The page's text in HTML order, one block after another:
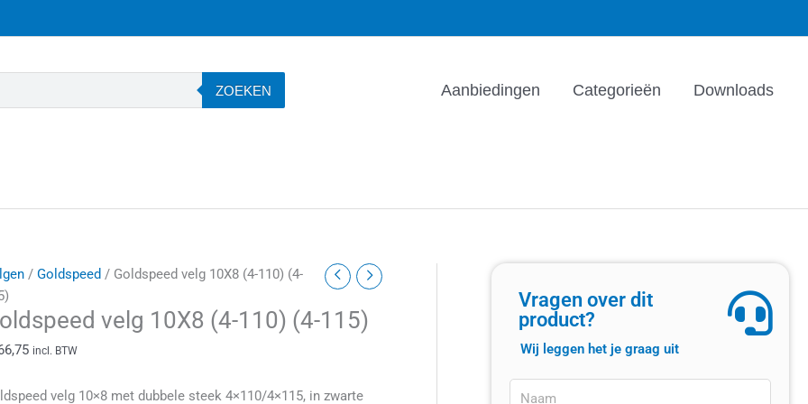
ZOEKEN Aanbiedingen Categorieën Downloads
/ Goldspeed / Goldspeed velg 10X8 (4-110) (4-
velg 10X8 (4-110) (4-115)
incl. BTW
velg 10×8 met dubbele steek 4×110/4×115, in zwarte
Vragen over dit
product?
Wij leggen het je graag uit